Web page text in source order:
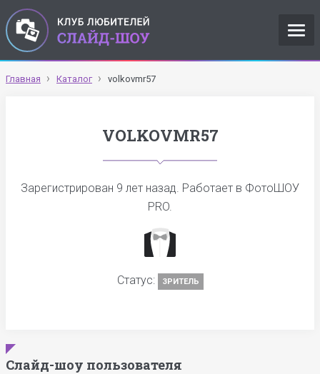
Главная Каталог volkovmr57
VOLKOVMR57
Зарегистрирован 9 лет назад. Работает в ФотоШОУ
PRO.
Статус: ЗРИТЕЛЬ
Слайд-шоу пользователя